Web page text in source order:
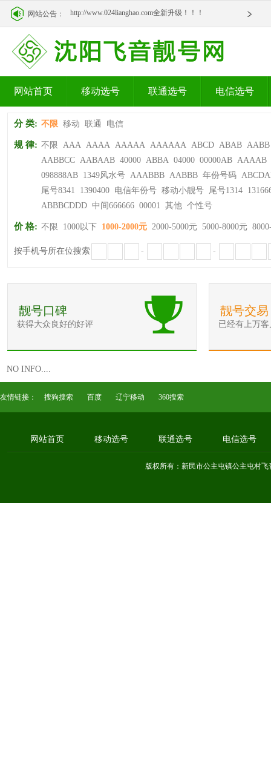
网站公告： http://www.024lianghao.com全新升级！！！
网站首页 移动选号 联通选号 电信选号
分 类: 不限 移动 联通 电信
规 律: 不限 AAA AAAA AAAAA AAAAAA ABCD ABAB AABB
AABBCC AABAAB 40000 ABBA 04000 00000AB AAAAB
098888AB 1349风水号 AAABBB AABBB 年份号码
尾号8341
1390400 电信年份号 移动小靓号 尾号1314
ABBBCDDD 中间666666 00001 其他 个性号
价 格: 不限 1000以下 1000-2000元 2000-5000元 5000-8000元
按手机号所在位搜索 - -
靓号口碑
获得大众良好的好评
靓号交易
已经有上万
NO INFO....
友情链接： 搜狗搜索 百度 辽宁移动 360搜索
网站首页 移动选号 联通选号 电信选号
版权所有：新民市公主屯镇公主屯村